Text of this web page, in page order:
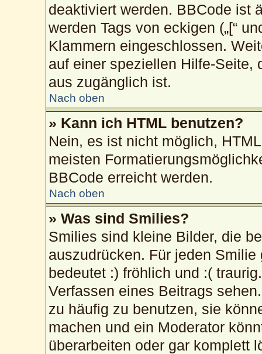
deaktiviert werden. BBCode ist
werden Tags von eckigen („[“
Klammern eingeschlossen.
auf einer speziellen Hilfe-Seite,
aus zugänglich ist.
Nach oben
» Kann ich HTML benutzen?
Nein, es ist nicht möglich,
meisten
BBCode erreicht werden.
Nach oben
» Was sind Smilies?
Smilies sind kleine Bilder, die
auszudrücken. Für jeden
bedeutet :) fröhlich und :(
Verfassen eines Beitrags
zu häufig zu benutzen, sie
machen und ein Moderator
überarbeiten oder gar komplett